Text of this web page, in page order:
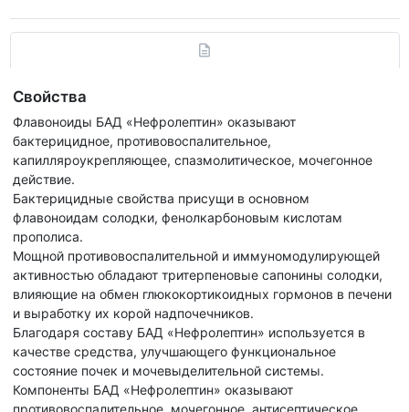
Свойства
Флавоноиды БАД «Нефролептин» оказывают
бактерицидное, противовоспалительное,
капилляроукрепляющее, спазмолитическое, мочегонное
действие.
Бактерицидные свойства присущи в основном
флавоноидам солодки, фенолкарбоновым кислотам
прополиса.
Мощной противовоспалительной и иммуномодулирующей
активностью обладают тритерпеновые сапонины солодки,
влияющие на обмен глюкокортикоидных гормонов в печени
и выработку их корой надпочечников.
Благодаря составу БАД «Нефролептин» используется в
качестве средства, улучшающего функциональное
состояние почек и мочевыделительной системы.
Компоненты БАД «Нефролептин» оказывают
противовоспалительное, мочегонное, антисептическое,